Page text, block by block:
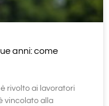
anni: come
rivolto ai lavoratori
vincolato alla